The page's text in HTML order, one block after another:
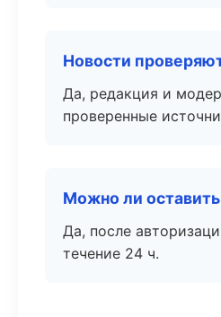
Новости
Да, редакция и
проверенные
Можно ли
Да, после
течение 24 ч.